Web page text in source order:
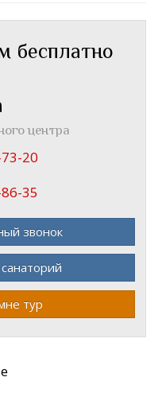
бесплатно
центра
20
35
звонок
тур